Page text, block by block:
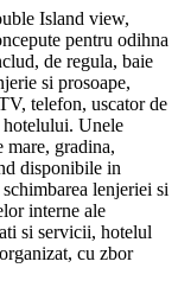
Island view,
pentru odihna
de regula, baie
si prosoape,
telefon, uscator de
hotelului. Unele
mare, gradina,
disponibile in
lenjeriei si
interne ale
si servicii, hotelul
cu zbor